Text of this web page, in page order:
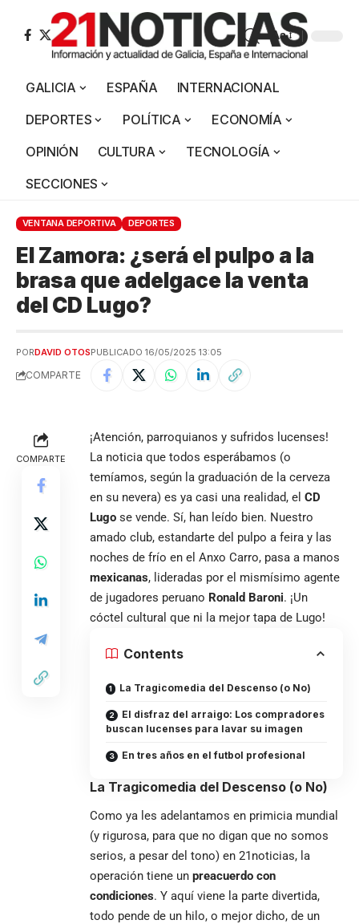
Aa
GALICIA ESPAÑA
INTERNACIONAL
DEPORTES
POLÍTICA
ECONOMÍA
OPINIÓN
CULTURA
TECNOLOGÍA
SECCIONES
VENTANA DEPORTIVA DEPORTES
El Zamora: ¿será el pulpo a la
brasa que adelgace la venta
del CD Lugo?
PORDAVID OTOSPUBLICADO 16/05/2025 13:05
COMPARTE
COMPARTE
¡Atención, parroquianos y sufridos lucenses!
La noticia que todos esperábamos (o
temíamos, según la graduación de la cerveza
en su nevera) es ya casi una realidad, el CD
Lugo se vende. Sí, han leído bien. Nuestro
amado club, estandarte del pulpo a feira y las
noches de frío en el Anxo Carro, pasa a manos
mexicanas, lideradas por el mismísimo agente
de jugadores peruano Ronald Baroni. ¡Un
cóctel cultural que ni la mejor tapa de Lugo!
Contents
La Tragicomedia del Descenso (o No)
El disfraz del arraigo: Los compradores
buscan lucenses para lavar su imagen
En tres años en el futbol profesional
La Tragicomedia del Descenso (o No)
Como ya les adelantamos en primicia mundial
(y rigurosa, para que no digan que no somos
serios, a pesar del tono) en 21noticias, la
operación tiene un preacuerdo con
condiciones. Y aquí viene la parte divertida,
todo pende de un hilo, o mejor dicho, de un